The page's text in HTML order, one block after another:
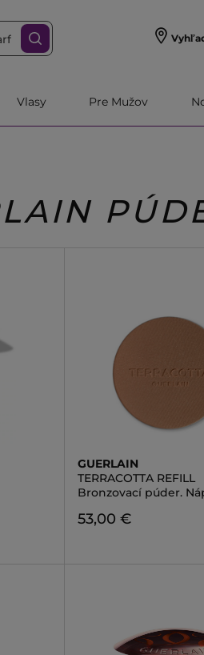
Vlasy Pre Mužov
GUERLAIN
TERRACOTTA REFILL
Bronzovací púder.
53,00 €